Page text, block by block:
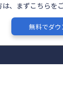
は、まずこちらを
無料でダウ